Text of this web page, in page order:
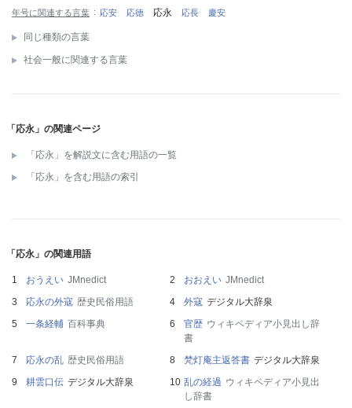
年号に関連する言葉 応安 応徳 応永 応長 慶安
同じ種類の言葉
社会一般に関連する言葉
「応永」の関連ページ
「応永」を解説文に含む用語の一覧
「応永」を含む用語の索引
「応永」の関連用語
おうえい JMnedict おおえい JMnedict
応永の外寇 歴史民俗用語 外寇 デジタル大辞泉
一条経輔 百科事典 官歴 ウィキペディア小見出し辞
書
応永の乱 歴史民俗用語 梵灯庵主返答書 デジタル大辞泉
耕雲口伝 デジタル大辞泉 乱の経過 ウィキペディア小見出
し辞書